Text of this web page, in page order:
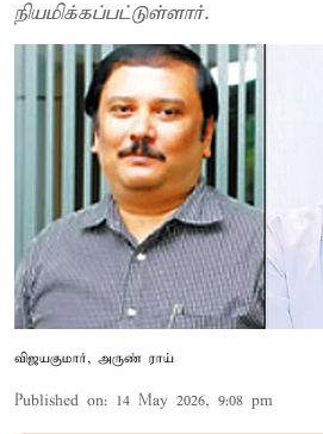
நியமிக்கப்பட்டுள்ளார்.
விஜயகுமார், அருண் ராய்
Published on: 14 May 2026, 9:08 pm